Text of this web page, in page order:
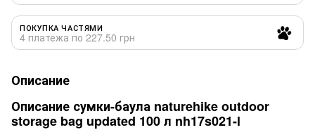
ПОКУПКА ЧАСТЯМИ
4 платежа по 227.50 грн
Описание
Описание сумки-баула naturehike outdoor
storage bag updated 100 л nh17s021-l